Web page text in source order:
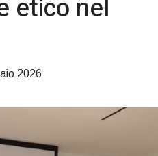
etico nel
2026